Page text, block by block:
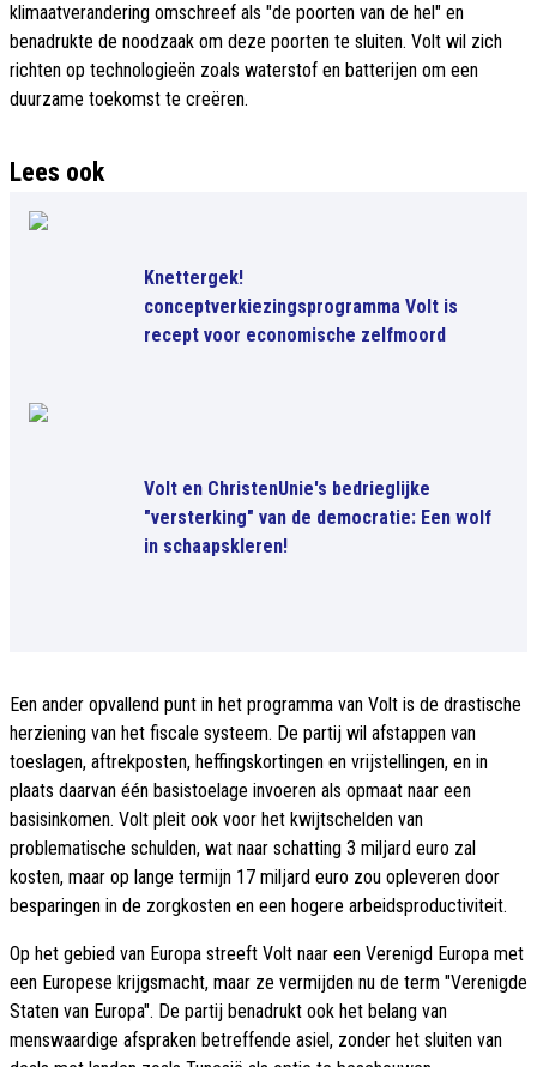
klimaatverandering omschreef als "de poorten van de hel" en
benadrukte de noodzaak om deze poorten te sluiten. Volt wil zich
richten op technologieën zoals waterstof en batterijen om een
duurzame toekomst te creëren.
Lees ook
Knettergek!
conceptverkiezingsprogramma Volt is
recept voor economische zelfmoord
Volt en ChristenUnie's bedrieglijke
"versterking" van de democratie: Een wolf
in schaapskleren!
Een ander opvallend punt in het programma van Volt is de drastische
herziening van het fiscale systeem. De partij wil afstappen van
toeslagen, aftrekposten, heffingskortingen en vrijstellingen, en in
plaats daarvan één basistoelage invoeren als opmaat naar een
basisinkomen. Volt pleit ook voor het kwijtschelden van
problematische schulden, wat naar schatting 3 miljard euro zal
kosten, maar op lange termijn 17 miljard euro zou opleveren door
besparingen in de zorgkosten en een hogere arbeidsproductiviteit.
Op het gebied van Europa streeft Volt naar een Verenigd Europa met
een Europese krijgsmacht, maar ze vermijden nu de term "Verenigde
Staten van Europa". De partij benadrukt ook het belang van
menswaardige afspraken betreffende asiel, zonder het sluiten van